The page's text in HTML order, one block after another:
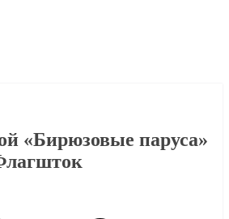
«Бирюзовые паруса»